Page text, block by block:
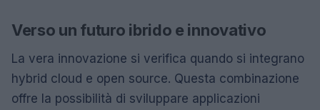
Verso un futuro ibrido e innovativo
La vera innovazione si verifica quando si integrano
hybrid cloud e open source. Questa combinazione
offre la possibilità di sviluppare applicazioni